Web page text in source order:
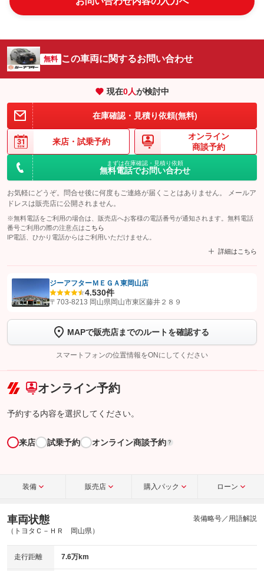
無料 この車両に関するお問い合わせ
現在0人が検討中
在庫確認・見積り依頼(無料)
来店・ 試乗予約
オンライン
商談予約
まずは在庫確認・見積り依頼
無料電話でお問い合わせ
お気軽にどうぞ。問合せ後に何度もご連絡が届くことはありません。 メールア
ドレスは販売店に公開されません。
※無料電話をご利用の場合は、販売店へお客様の電話番号が通知されます。無料電話
番号ご利用の際の注意点は こちら
IP電話、ひかり電話からはご利用いただけません。
詳細はこちら
【STEP1】認証画面でグーネットを友だち追加してから「許可する」ボタンを押
トーク画面で
ボタンをタップして問い合わせを
完了してください。
こちら
ジーアフターＭＥＧＡ東岡山店
4.530件
〒703-8213 岡山県岡山市東区藤井２８９
MAPで販売店までのルートを確認する
スマートフォンの位置情報をONにしてください
オンライン予約
予約する内容を選択してください。
来店 試乗予約 オンライン商談予約 ?
装備 販売店 購入パック ローン
車両状態
（トヨタＣ－ＨＲ 岡山県）
装備略号／用語解説
走行距離 7.6万km